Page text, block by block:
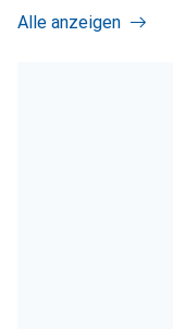
Alle anzeigen